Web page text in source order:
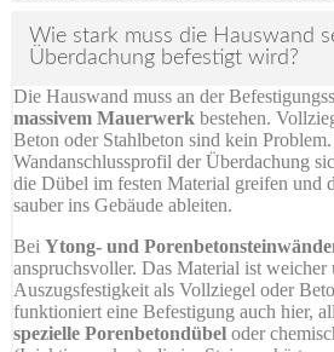
Wie stark muss die Hauswand
Überdachung befestigt wird?
Die Hauswand muss an der
massivem Mauerwerk bestehen.
Beton oder Stahlbeton sind kein
Wandanschlussprofil der Überdachung
die Dübel im festen Material greifen und
sauber ins Gebäude ableiten.
Bei Ytong- und
anspruchsvoller. Das Material ist weicher
Auszugsfestigkeit als Vollziegel oder
funktioniert eine Befestigung auch hier,
spezielle Porenbetondübel oder